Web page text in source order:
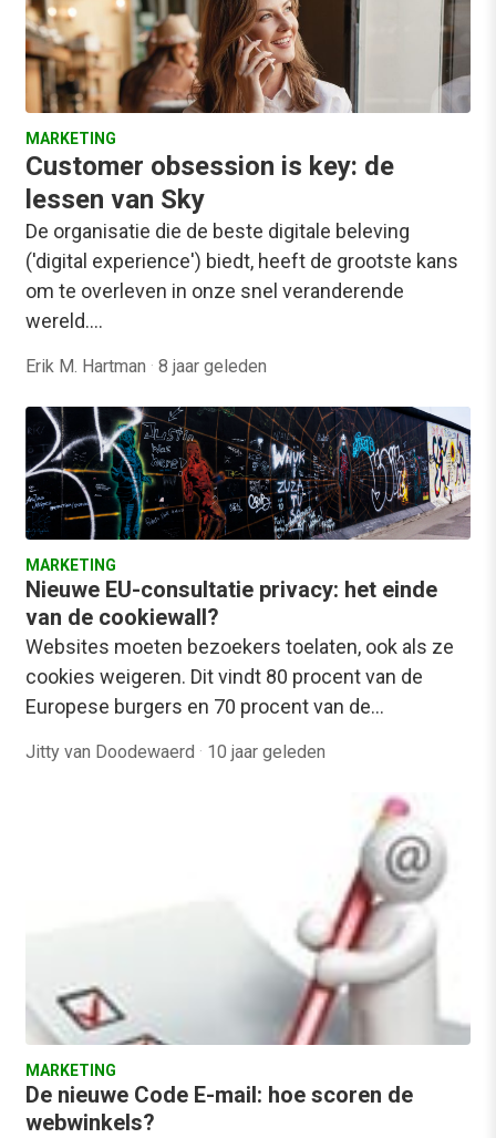
MARKETING
Customer obsession is key: de
lessen van Sky
De organisatie die de beste digitale beleving
('digital experience') biedt, heeft de grootste kans
om te overleven in onze snel veranderende
wereld.…
Erik M. Hartman · 8 jaar geleden
MARKETING
Nieuwe EU-consultatie privacy: het einde
van de cookiewall?
Websites moeten bezoekers toelaten, ook als ze
cookies weigeren. Dit vindt 80 procent van de
Europese burgers en 70 procent van de…
Jitty van Doodewaerd · 10 jaar geleden
MARKETING
De nieuwe Code E-mail: hoe scoren de
webwinkels?